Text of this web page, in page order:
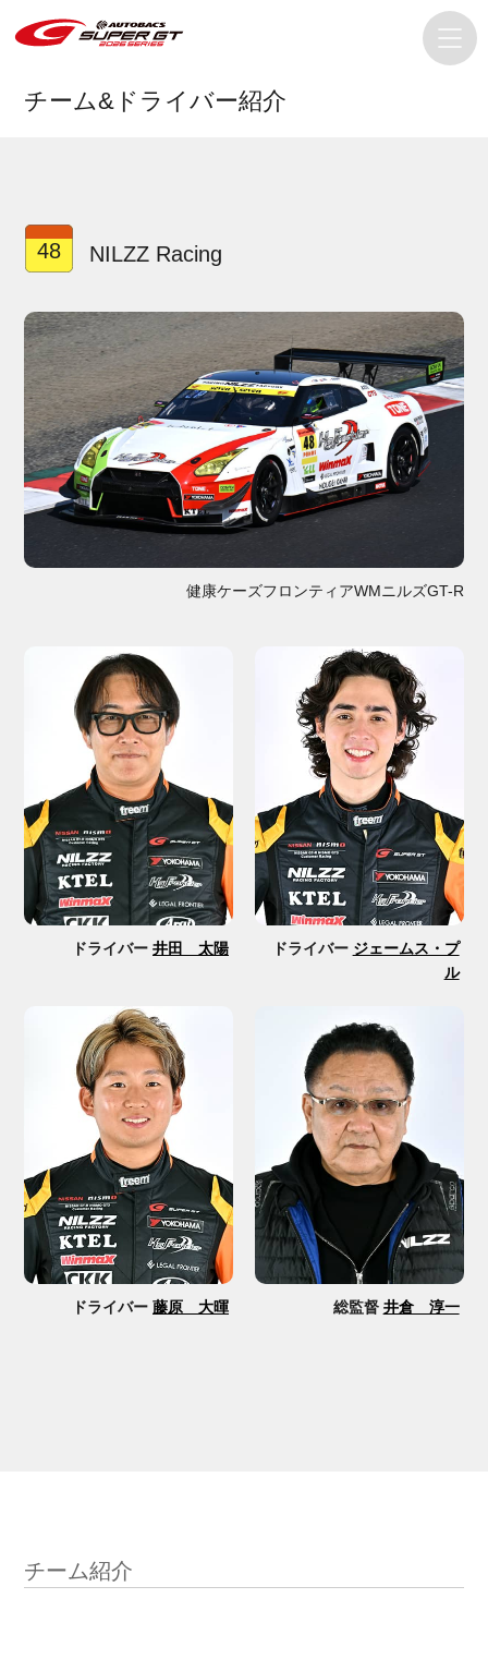
チーム&ドライバー紹介
48 NILZZ Racing
健康ケーズフロンティアWMニルズGT-R
ドライバー 井田 太陽 ドライバー ジェームス・プ
ル
ドライバー 藤原 大暉 総監督 井倉 淳一
チーム紹介